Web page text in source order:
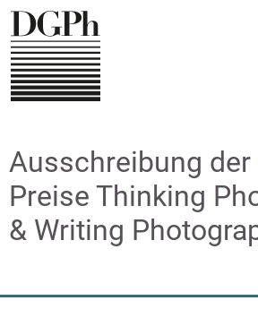
Direkt
zum
Inhalt
Ausschreibung der
Preise Thinking
& Writing